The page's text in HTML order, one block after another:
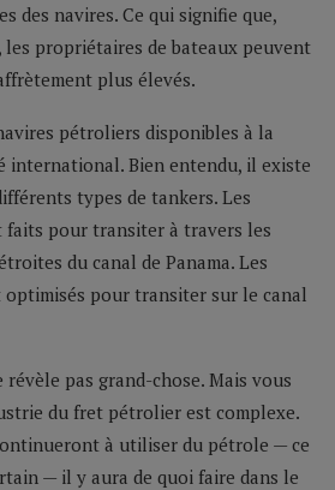
des navires. Ce qui signifie que,
les propriétaires de bateaux peuvent
plus élevés.
pétroliers disponibles à la
international. Bien entendu, il existe
types de tankers. Les
faits pour transiter à travers les
du canal de Panama. Les
optimisés pour transiter sur le canal
pas grand-chose. Mais vous
du fret pétrolier est complexe.
à utiliser du pétrole — ce
— il y aura de quoi faire dans le